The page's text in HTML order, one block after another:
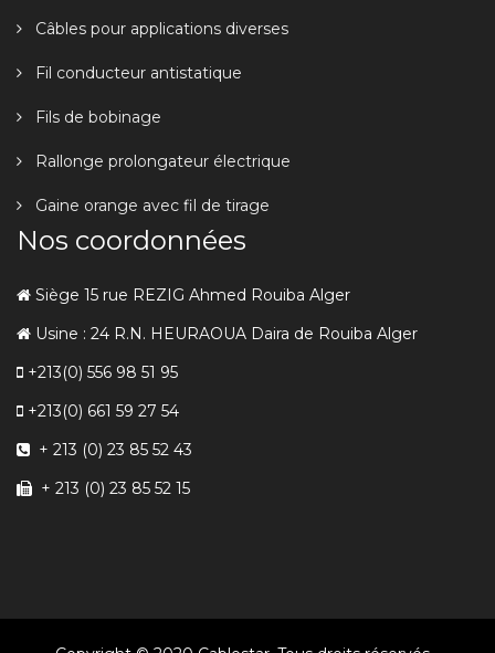
Câbles pour applications diverses
Fil conducteur antistatique
Fils de bobinage
Rallonge prolongateur électrique
Gaine orange avec fil de tirage
Nos coordonnées
Siège 15 rue REZIG Ahmed Rouiba Alger
Usine : 24 R.N. HEURAOUA Daira de Rouiba Alger
+213(0) 556 98 51 95
+213(0) 661 59 27 54
+ 213 (0) 23 85 52 43
+ 213 (0) 23 85 52 15